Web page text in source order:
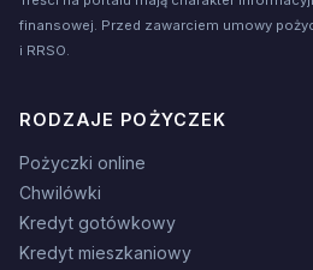
finansowej. Przed zawarciem umowy
i RRSO.
RODZAJE POŻYCZEK
Pożyczki online
Chwilówki
Kredyt gotówkowy
Kredyt mieszkaniowy